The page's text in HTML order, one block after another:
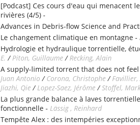
[Podcast] Ces cours d'eau qui menacent
rivières (4/5) -
Advances in Debris-flow Science and
Le changement climatique en montagne -
Hydrologie et hydraulique torrentielle,
E. / Piton, Guillaume/ Recking, Alain
A supply-limited torrent that does not
Juan Antonio / Corona, Christophe/ Favillier,
Jiazhi, Qie/ Lopez-Saez, Jérôme/Stoffel,
La plus grande balance à laves
fonctionnelle - Lässig , Reinhard
Tempête Alex : des intempéries